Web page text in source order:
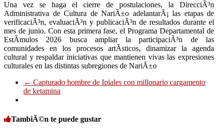
Una vez se haga el cierre de postulaciones, la DirecciÃ³n
Administrativa de Cultura de NariÃ±o adelantarÃ¡ las etapas de
verificaciÃ³n, evaluaciÃ³n y publicaciÃ³n de resultados durante el
mes de junio. Con esta primera fase, el Programa Departamental de
EstÃ­mulos 2026 busca ampliar la participaciÃ³n de las
comunidades en los procesos artÃ­sticos, dinamizar la agenda
cultural y respaldar iniciativas que mantienen vivas las expresiones
culturales en las distintas subregiones de NariÃ±o
← Capturado hombre de Ipiales con millonario cargamento
de ketamina
TambiÃ©n te puede gustar